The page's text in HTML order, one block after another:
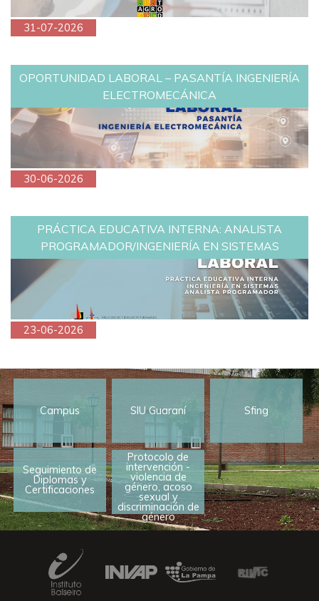
31-07-2026
OPORTUNIDAD LABORAL – PASANTÍA INGENIERÍA
ELECTROMECÁNICA
30-06-2026
PRÁCTICA EDUCATIVA INTERNA: ANALISTA
PROGRAMADOR/INGENIERÍA EN SISTEMAS
23-06-2026
Campus SIU Guaraní Sfing
Seguimiento de
Diplomas y
Certificaciones
Protocolo de
intervención -
violencia de
género, acoso
sexual y
discriminación de
género